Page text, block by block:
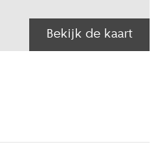
Bekijk de kaart